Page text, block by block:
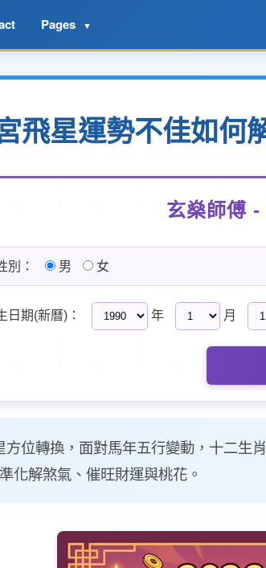
Pages ▼
飛星運勢不佳如何
玄燊師傅
別： 男 女
日期(新曆)： 年 月
方位轉換，面對馬年五行變動，十二生
化解煞氣、催旺財運與桃花。